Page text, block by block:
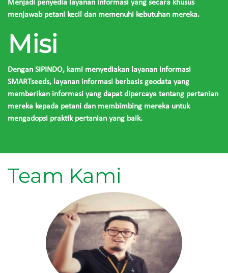
Menjadi penyedia layanan informasi yang secara khusus
menjawab petani kecil dan memenuhi kebutuhan mereka.
Misi
Dengan SIPINDO, kami menyediakan layanan informasi
SMARTseeds, layanan informasi berbasis geodata yang
memberikan informasi yang dapat dipercaya tentang pertanian
mereka kepada petani dan membimbing mereka untuk
mengadopsi praktik pertanian yang baik.
Team Kami